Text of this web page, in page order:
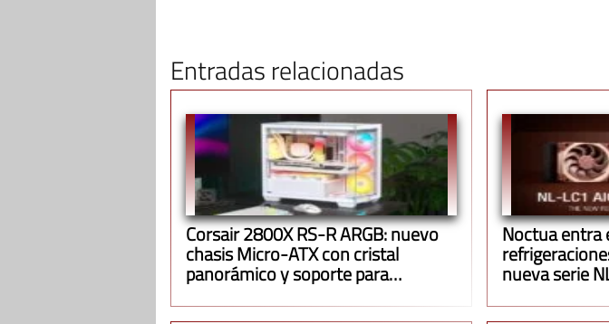
Entradas relacionadas
Corsair 2800X RS-R ARGB: nuevo
chasis Micro-ATX con cristal
panorámico y soporte para
Noctua entra
nueva serie